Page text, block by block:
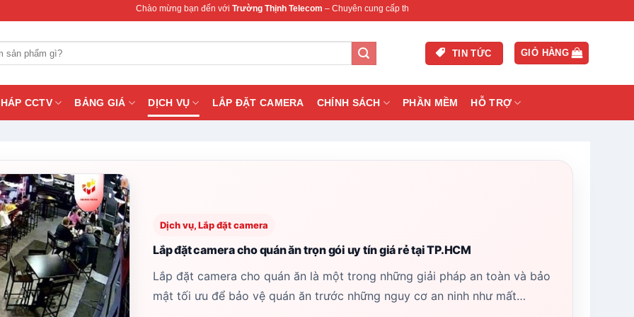
Chào mừng bạn đến vớiTrường Thịnh Telecom – Chuyên cung cấp thiết bị mạng & camera chính hãng, bảo hành , hỗ trợ nhanh.
TIN TỨC GIỎ HÀNG
CCTV BẢNG GIÁ DỊCH VỤ LẮP ĐẶT CAMERA CHÍNH SÁCH PHẦN MỀM HỖ TRỢ
Dịch vụ, Lắp đặt camera
Lắp đặt camera cho quán ăn trọn gói uy tín giá rẻ tại TP.HCM
Lắp đặt camera cho quán ăn là một trong những giải pháp an toàn và bảo
mật tối ưu để bảo vệ quán ăn trước những nguy cơ an ninh như mất…